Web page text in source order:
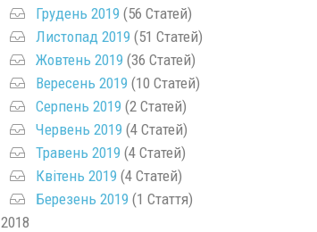
Грудень 2019 (56 Статей)
Листопад 2019 (51 Статей)
Жовтень 2019 (36 Статей)
Вересень 2019 (10 Статей)
Серпень 2019 (2 Статей)
Червень 2019 (4 Статей)
Травень 2019 (4 Статей)
Квітень 2019 (4 Статей)
Березень 2019 (1 Стаття)
2018